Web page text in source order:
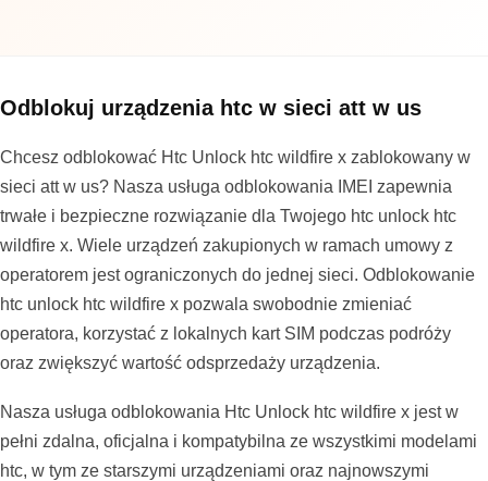
Odblokuj urządzenia htc w sieci att w us
Chcesz odblokować Htc Unlock htc wildfire x zablokowany w
sieci att w us? Nasza usługa odblokowania IMEI zapewnia
trwałe i bezpieczne rozwiązanie dla Twojego htc unlock htc
wildfire x. Wiele urządzeń zakupionych w ramach umowy z
operatorem jest ograniczonych do jednej sieci. Odblokowanie
htc unlock htc wildfire x pozwala swobodnie zmieniać
operatora, korzystać z lokalnych kart SIM podczas podróży
oraz zwiększyć wartość odsprzedaży urządzenia.
Nasza usługa odblokowania Htc Unlock htc wildfire x jest w
pełni zdalna, oficjalna i kompatybilna ze wszystkimi modelami
htc, w tym ze starszymi urządzeniami oraz najnowszymi